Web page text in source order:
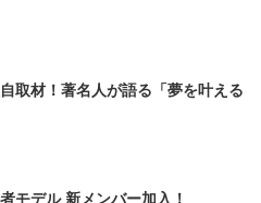
取材！著名人が語る「夢を叶える
モデル 新メンバー加入！